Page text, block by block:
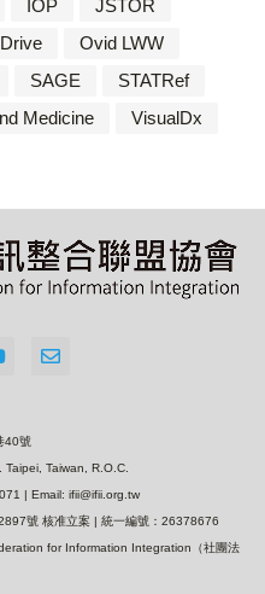
IOP
JSTOR
Ovid LWW
SAGE
STATRef
Medicine
VisualDx
40號
Taiwan, R.O.C.
| Email: ifii@ifii.org.tw
號 核准立案 | 統一編號：26378676
for Information Integration（社團法